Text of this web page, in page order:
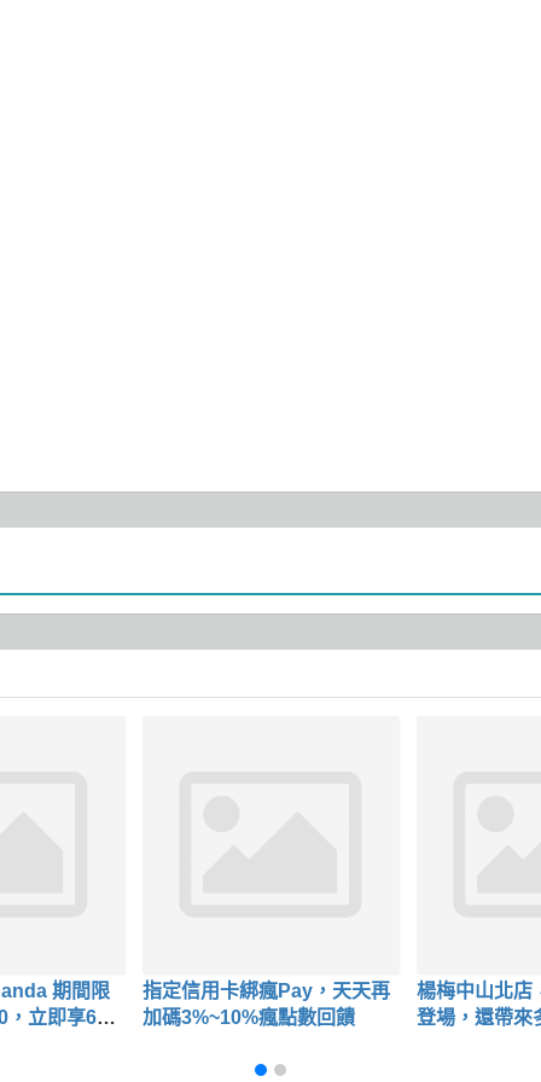
期間限
，立即享65
指定信用卡綁瘋Pay，天天再
加碼3%~10%瘋點數回饋
楊梅中山北店
登場，還帶來